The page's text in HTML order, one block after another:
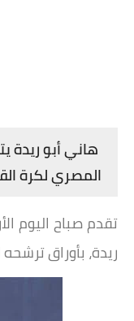
هاني أبو ريدة
المصري لكرة
تقدم صباح اليوم
ريدة، بأوراق